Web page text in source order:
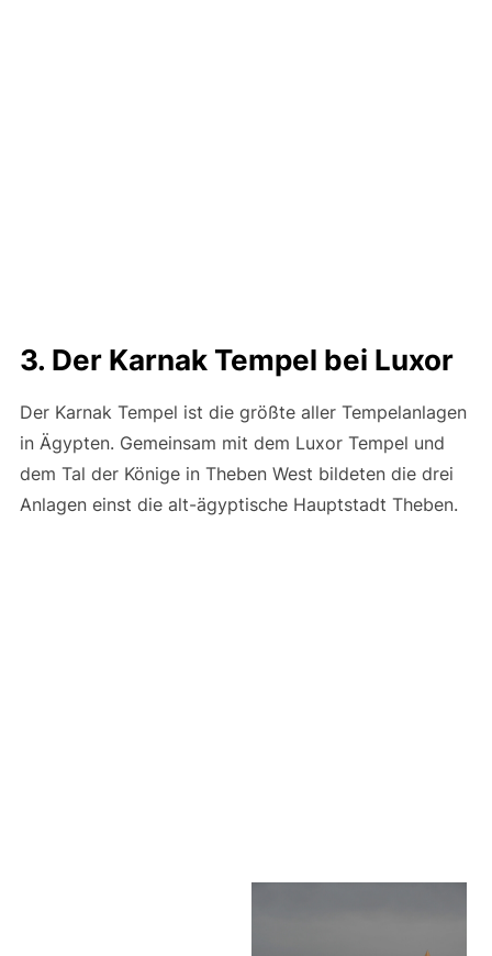
3. Der Karnak Tempel bei Luxor
Der Karnak Tempel ist die größte aller Tempelanlagen
in Ägypten. Gemeinsam mit dem Luxor Tempel und
dem Tal der Könige in Theben West bildeten die drei
Anlagen einst die alt-ägyptische Hauptstadt Theben.